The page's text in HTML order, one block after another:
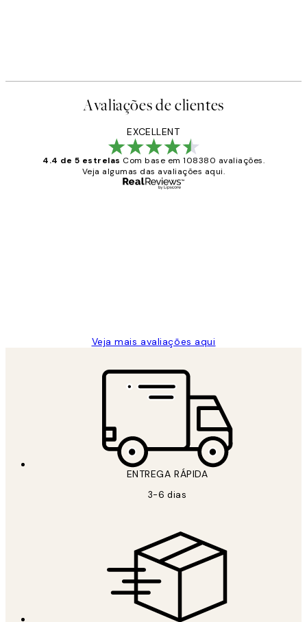
Avaliações de clientes
EXCELLENT
4.4 de 5 estrelas Com base em 108380 avaliações.
Veja algumas das avaliações aqui.
Veja mais avaliações aqui
ENTREGA RÁPIDA
3-6 dias